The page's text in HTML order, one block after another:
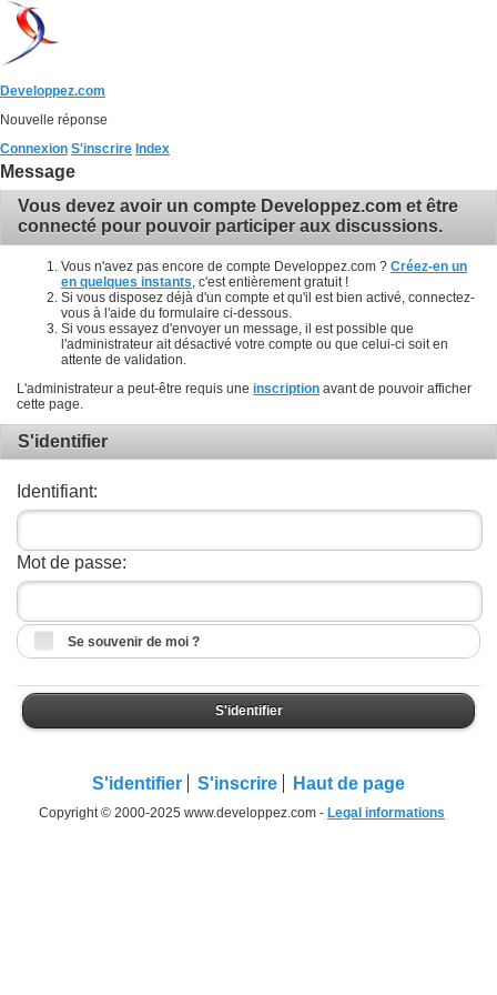
Developpez.com
Nouvelle réponse
Connexion S'inscrire Index
Message
Vous devez avoir un compte Developpez.com et être
connecté pour pouvoir participer aux discussions.
Vous n'avez pas encore de compte Developpez.com ? Créez-en un
en quelques instants , c'est entièrement gratuit !
Si vous disposez déjà d'un compte et qu'il est bien activé, connectez-
vous à l'aide du formulaire ci-dessous.
Si vous essayez d'envoyer un message, il est possible que
l'administrateur ait désactivé votre compte ou que celui-ci soit en
attente de validation.
L'administrateur a peut-être requis une inscription avant de pouvoir afficher
cette page.
S'identifier
Identifiant:
Mot de passe:
Se souvenir de moi ?
S'identifier
S'identifier S'inscrire Haut de page
Copyright © 2000-2025 www.developpez.com - Legal informations